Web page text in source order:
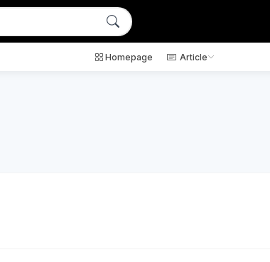
Homepage Article